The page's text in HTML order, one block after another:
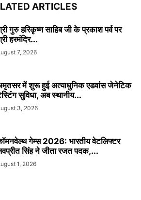
ARTICLES
गुरु हरिकृष्ण साहिब जी के प्रकाश पर्व पर
हरमंदिर...
7, 2026
में शुरू हुई अत्याधुनिक एडवांस जेनेटिक
सुविधा, अब स्थानीय...
3, 2026
गेम्स 2026: भारतीय वेटलिफ्टर
सिंह ने जीता रजत पदक,...
1, 2026